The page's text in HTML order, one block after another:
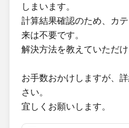
しまいます。
計算結果確認のため、カ
来は不要です。
解決方法を教えていただけ
お手数おかけしますが、
さい。
宜しくお願いします。